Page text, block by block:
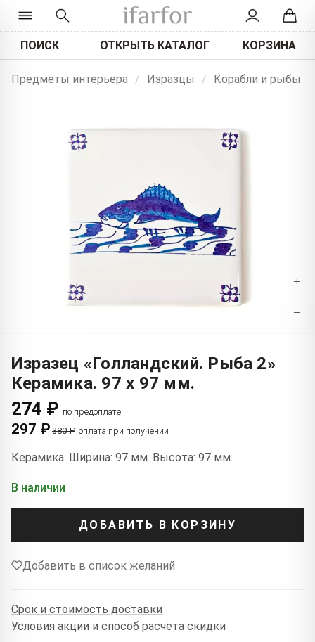
ПОИСК ОТКРЫТЬ КАТАЛОГ КОРЗИНА
Предметы интерьера / Изразцы / Корабли и рыбы
+
−
Изразец «Голландский. Рыба 2»
Керамика. 97 x 97 мм.
274 ₽ по предоплате
297 ₽ 380 ₽ оплата при получении
Керамика. Ширина: 97 мм. Высота: 97 мм.
В наличии
ДОБАВИТЬ В КОРЗИНУ
Добавить в список желаний
Срок и стоимость доставки
Условия акции и способ расчёта скидки